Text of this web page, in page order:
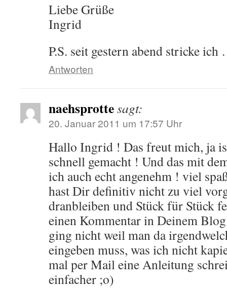
Liebe Grüße
Ingrid
P.S. seit gestern abend stricke
Antworten
naehsprottesagt:
20. Januar 2011 um 17:57 Uhr
Hallo Ingrid ! Das freut mich, ja
schnell gemacht ! Und das mit
ich auch echt angenehm ! viel
hast Dir definitiv nicht zu viel
dranbleiben und Stück für Stück
einen Kommentar in Deinem
ging nicht weil man da
eingeben muss, was ich nicht
mal per Mail eine Anleitung
einfacher ;o)